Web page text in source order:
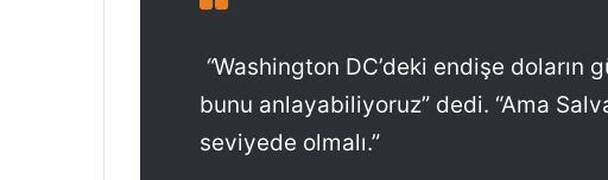
“Washington DC’deki endişe doların
bunu anlayabiliyoruz” dedi. “Ama
seviyede olmalı.”